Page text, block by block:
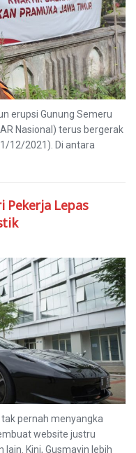
erupsi Gunung Semeru
Nasional) terus bergerak
12/2021). Di antara
Pekerja Lepas
tak pernah menyangka
website justru
Kini, Gusmavin lebih